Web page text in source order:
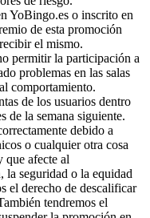
YoBingo.es o inscrito en
de esta promoción
el mismo.
permitir la participación a
problemas en las salas
comportamiento.
de los usuarios dentro
de la semana siguiente.
debido a
o cualquier otra cosa
que afecte al
la seguridad o la equidad
el derecho de descalificar
tendremos el